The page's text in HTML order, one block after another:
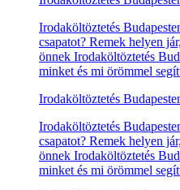
Irodaköltöztetés
csapatot? Remek helyen
önnek Irodaköltöztetés
minket és mi örömmel
Irodaköltöztetés
Irodaköltöztetés
csapatot? Remek helyen
önnek Irodaköltöztetés
minket és mi örömmel